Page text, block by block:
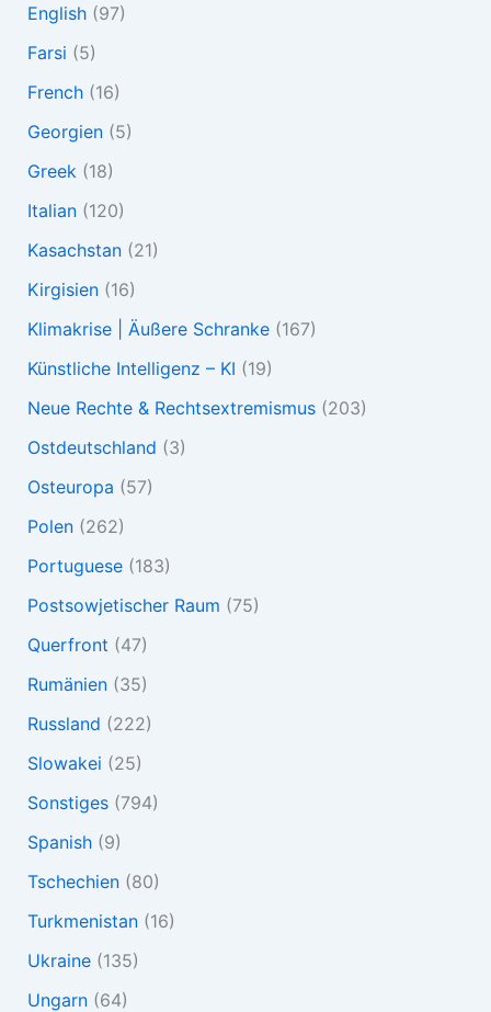
English(97)
Farsi (5)
French(16)
Georgien(5)
Greek (18)
Italian(120)
Kasachstan(21)
Kirgisien(16)
Klimakrise | Äußere Schranke(167)
Künstliche Intelligenz – KI (19)
Neue Rechte & Rechtsextremismus(203)
Ostdeutschland (3)
Osteuropa (57)
Polen(262)
Portuguese(183)
Postsowjetischer Raum (75)
Querfront (47)
Rumänien(35)
Russland (222)
Slowakei (25)
Sonstiges(794)
Spanish(9)
Tschechien(80)
Turkmenistan(16)
Ukraine(135)
Ungarn(64)